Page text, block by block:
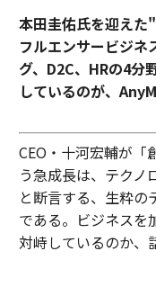
本田圭佑氏を迎え
フルエンサービジネ
グ、D2C、HRの4分
しているのが、
CEO・十河宏輔が「
う急成長は、テクノ
と断言する、生粋
である。ビジネスを
対峙しているのか、